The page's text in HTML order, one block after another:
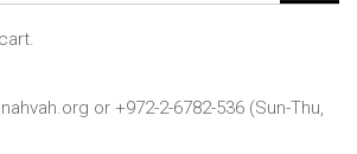
or +972-2-6782-536 (Sun-Thu,